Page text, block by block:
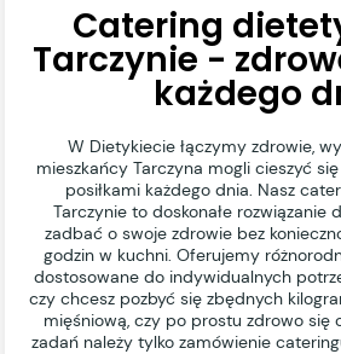
Catering
Tarczynie -
każdego
W Dietykiecie łączymy zdrowie,
mieszkańcy Tarczyna mogli cieszyć
posiłkami każdego dnia. Nasz
Tarczynie to doskonałe rozwiązanie
zadbać o swoje zdrowie bez
godzin w kuchni. Oferujemy
dostosowane do indywidualnych
czy chcesz pozbyć się zbędnych
mięśniową, czy po prostu zdrowo się
zadań należy tylko zamówienie